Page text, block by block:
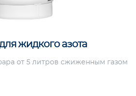
жидкого азота
от 5 литров сжиженным газом